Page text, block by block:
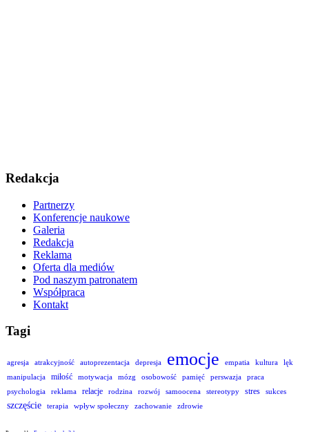
Redakcja
Partnerzy
Konferencje naukowe
Galeria
Redakcja
Reklama
Oferta dla mediów
Pod naszym patronatem
Współpraca
Kontakt
Tagi
agresja atrakcyjność autoprezentacja depresja emocje empatia kultura
lęk
manipulacja
miłość motywacja mózg osobowość pamięć perswazja
praca
psychologia
reklama relacje rodzina rozwój samoocena stereotypy stres sukces
szczęście terapia wpływ społeczny zachowanie zdrowie